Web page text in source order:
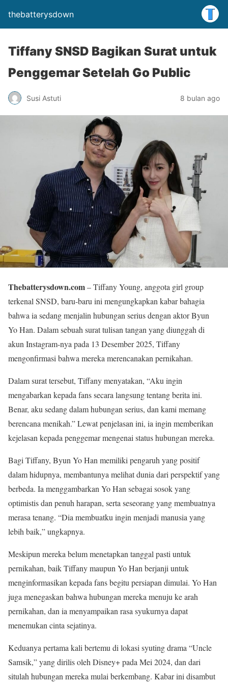
thebatterysdown
Tiffany SNSD Bagikan Surat untuk
Penggemar Setelah Go Public
Susi Astuti 8 bulan ago
Thebatterysdown.com– Tiffany Young, anggota girl group
terkenal SNSD, baru-baru ini mengungkapkan kabar bahagia
bahwa ia sedang menjalin hubungan serius dengan aktor Byun
Yo Han. Dalam sebuah surat tulisan tangan yang diunggah di
akun Instagram-nya pada 13 Desember 2025, Tiffany
mengonfirmasi bahwa mereka merencanakan pernikahan.
Dalam surat tersebut, Tiffany menyatakan, “Aku ingin
mengabarkan kepada fans secara langsung tentang berita ini.
Benar, aku sedang dalam hubungan serius, dan kami memang
berencana menikah.” Lewat penjelasan ini, ia ingin memberikan
kejelasan kepada penggemar mengenai status hubungan mereka.
Bagi Tiffany, Byun Yo Han memiliki pengaruh yang positif
dalam hidupnya, membantunya melihat dunia dari perspektif yang
berbeda. Ia menggambarkan Yo Han sebagai sosok yang
optimistis dan penuh harapan, serta seseorang yang membuatnya
merasa tenang. “Dia membuatku ingin menjadi manusia yang
lebih baik,” ungkapnya.
Meskipun mereka belum menetapkan tanggal pasti untuk
pernikahan, baik Tiffany maupun Yo Han berjanji untuk
menginformasikan kepada fans begitu persiapan dimulai. Yo Han
juga menegaskan bahwa hubungan mereka menuju ke arah
pernikahan, dan ia menyampaikan rasa syukurnya dapat
menemukan cinta sejatinya.
Keduanya pertama kali bertemu di lokasi syuting drama “Uncle
Samsik,” yang dirilis oleh Disney+ pada Mei 2024, dan dari
situlah hubungan mereka mulai berkembang. Kabar ini disambut